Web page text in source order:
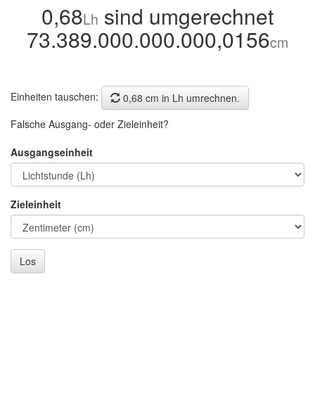
0,68Lh sind umgerechnet
73.389.000.000.000,0156cm
Einheiten tauschen:
0,68 cm in Lh umrechnen.
Falsche Ausgang- oder Zieleinheit?
Ausgangseinheit
Zieleinheit
Los